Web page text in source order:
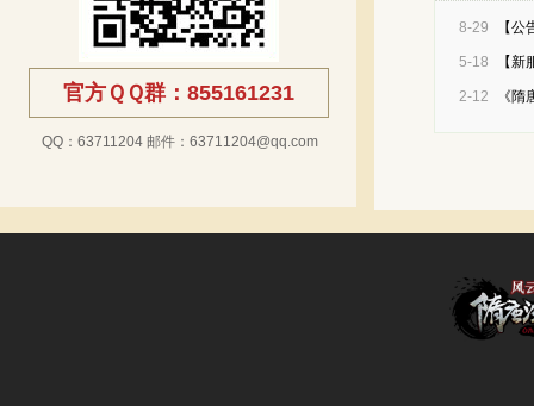
官方ＱＱ群：855161231
QQ：63711204 邮件：63711204@qq.com
8-29 【
5-18
【
群豪
2-12 《